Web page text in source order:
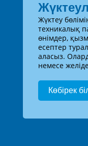
Жүктеу
техникалық
өнімдер,
есептер
аласыз.
немесе
Көбірек